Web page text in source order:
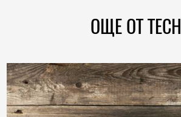
ОЩЕ ОТ TECH